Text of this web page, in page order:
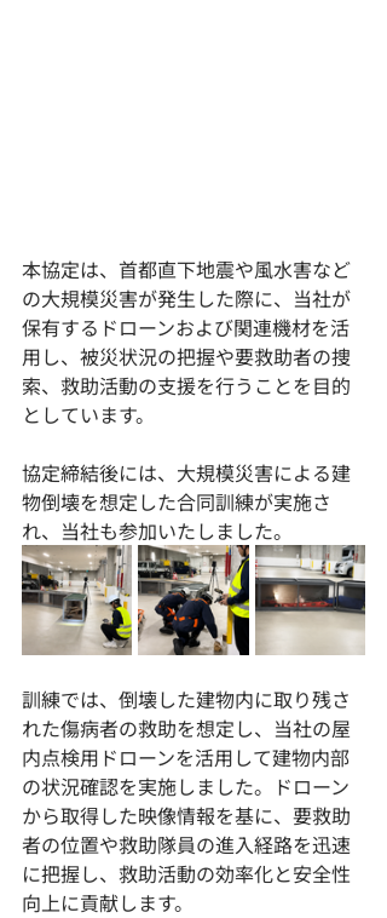
本協定は、首都直下地震や風水害など
の大規模災害が発生した際に、当社が
保有するドローンおよび関連機材を活
用し、被災状況の把握や要救助者の捜
索、救助活動の支援を行うことを目的
としています。
協定締結後には、大規模災害による建
物倒壊を想定した合同訓練が実施さ
れ、当社も参加いたしました。
訓練では、倒壊した建物内に取り残さ
れた傷病者の救助を想定し、当社の屋
内点検用ドローンを活用して建物内部
の状況確認を実施しました。ドローン
から取得した映像情報を基に、要救助
者の位置や救助隊員の進入経路を迅速
に把握し、救助活動の効率化と安全性
向上に貢献します。